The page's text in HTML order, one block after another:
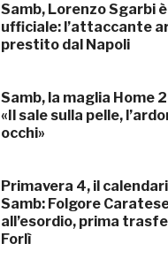
Samb, Lorenzo Sgarbi è
ufficiale: l’attaccante
prestito dal Napoli
Samb, la maglia Home
«Il sale sulla pelle,
occhi»
Primavera 4, il
Samb: Folgore
all’esordio, prima
Forlì